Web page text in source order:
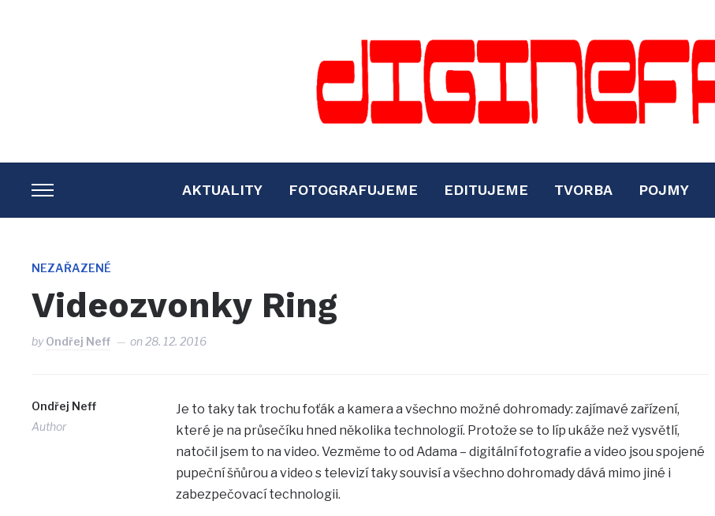
TOGGLE
SIDEBAR
NAVIGATION
AKTUALITY FOTOGRAFUJEME EDITUJEME TVORBA POJMY
NEZAŘAZENÉ
Videozvonky Ring
byOndřej Neff on28. 12. 2016
Ondřej Neff
Author
Je to taky tak trochu foťák a kamera a všechno možné dohromady: zajímavé zařízení,
které je na průsečíku hned několika technologií. Protože se to líp ukáže než vysvětlí,
natočil jsem to na video. Vezměme to od Adama – digitální fotografie a video jsou spojené
pupeční šňůrou a video s televizí taky souvisí a všechno dohromady dává mimo jiné i
zabezpečovací technologii.